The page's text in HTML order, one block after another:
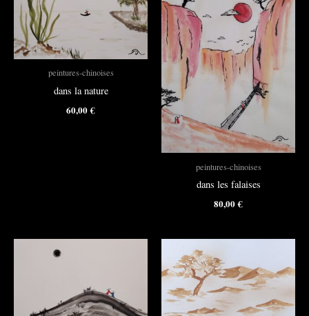
peintures-chinoises
dans la nature
60,00€
peintures-chinoises
dans les falaises
80,00€